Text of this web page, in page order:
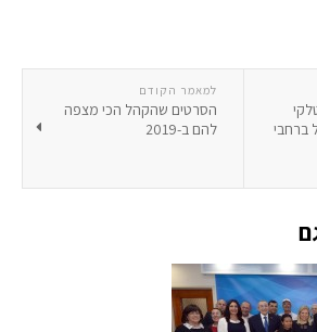
למאמר הקודם
הסרטים שהקהל הכי מצפה
להם ב-2019
ברחבי